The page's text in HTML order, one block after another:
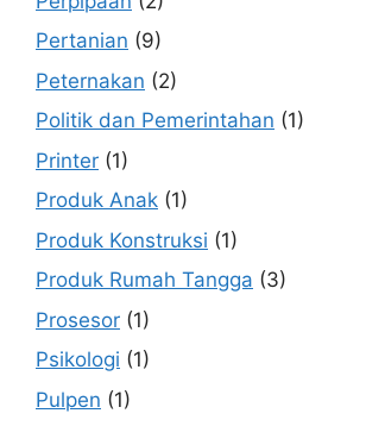
Pertanian (9)
Peternakan (2)
Politik dan Pemerintahan (1)
Printer (1)
Produk Anak (1)
Produk Konstruksi (1)
Produk Rumah Tangga (3)
Prosesor (1)
Psikologi (1)
Pulpen (1)